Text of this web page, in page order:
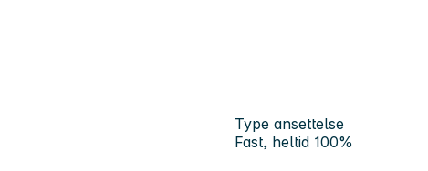
Type ansettelse
Fast, heltid 100%